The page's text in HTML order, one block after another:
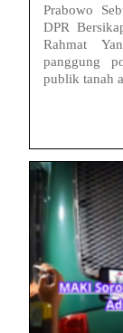
Prabowo
DPR
Rahmat
panggung
publik tanah